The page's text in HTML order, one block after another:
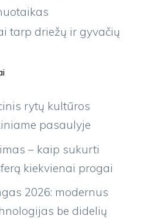
tarp driežų ir gyvačių
rytų kultūros
pasaulyje
– kaip sukurti
kiekvienai progai
2026: modernus
be didelių